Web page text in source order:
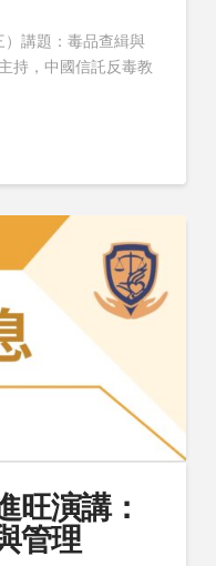
）講題：毒品查緝與
持，中國信託反毒教
旺演講：
管理